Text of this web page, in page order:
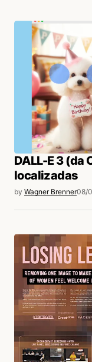
DALL-E 3 (da
localizadas
by Wagner Brenner08/